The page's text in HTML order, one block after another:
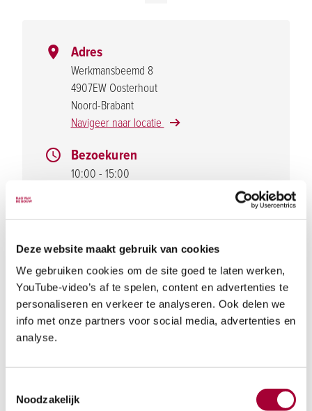
Deze website maakt gebruik van cookies
We gebruiken cookies om de site goed te laten werken,
YouTube-video’s af te spelen, content en advertenties te
personaliseren en verkeer te analyseren. Ook delen we
info met onze partners voor social media, advertenties en
analyse.
Noodzakelijk
Adres
Werkmansbeemd 8
4907EW Oosterhout
Noord-Brabant
Navigeer naar locatie
Bezoekuren
10:00 - 15:00
Parkeren rondom het bouwproject.
Werkmansbeemd 8 in Oosterhout
(Dommelbergen) is goed bereikbaar. Via A27
neem afrit 19 Oosterhout en volg borden
Dommelbergen. Vanuit A16, A58 en A59
eveneens via Oosterhout richting
Dommelbergen. Volg in de wijk de